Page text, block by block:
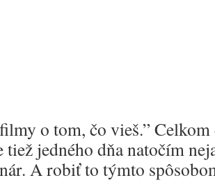
o tom, čo vieš.”
tiež jedného dňa natočím
A robiť to týmto